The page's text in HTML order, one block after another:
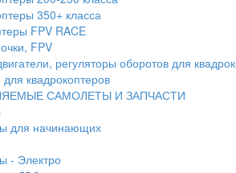
350+ класса
FPV RACE
FPV
регуляторы оборотов для
для квадрокоптеров
САМОЛЕТЫ И ЗАПЧАСТИ
для начинающих
- Электро